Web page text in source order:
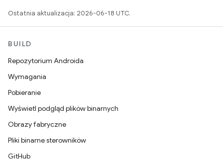
Ostatnia aktualizacja: 2026-06-18 UTC.
BUILD
Repozytorium Androida
Wymagania
Pobieranie
Wyświetl podgląd plików binarnych
Obrazy fabryczne
Pliki binarne sterowników
GitHub